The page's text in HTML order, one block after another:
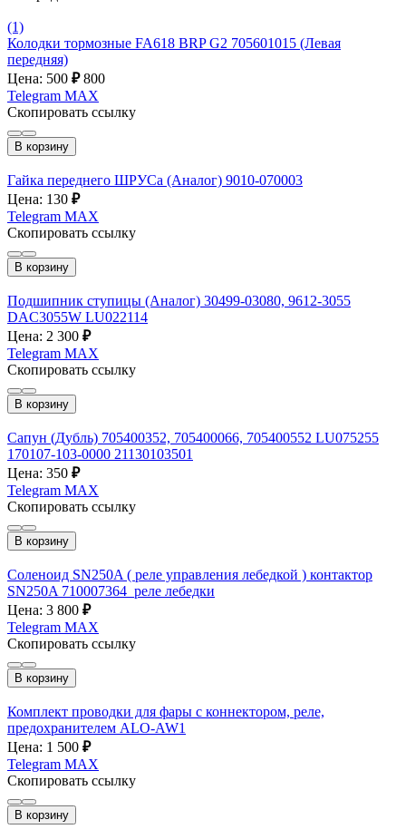
(1)
Колодки тормозные FA618 BRP G2 705601015 (Левая
передняя)
Цена: 500 ₽ 800
Telegram MAX
Скопировать ссылку
В корзину
Гайка переднего ШРУСа (Аналог) 9010-070003
Цена: 130 ₽
Telegram MAX
Скопировать ссылку
В корзину
Подшипник ступицы (Аналог) 30499-03080, 9612-3055
DAC3055W LU022114
Цена: 2 300 ₽
Telegram MAX
Скопировать ссылку
В корзину
Сапун (Дубль) 705400352, 705400066, 705400552 LU075255
170107-103-0000 21130103501
Цена: 350 ₽
Telegram MAX
Скопировать ссылку
В корзину
Соленоид SN250A ( реле управления лебедкой ) контактор
SN250A 710007364_реле лебедки
Цена: 3 800 ₽
Telegram MAX
Скопировать ссылку
В корзину
Комплект проводки для фары с коннектором, реле,
предохранителем ALO-AW1
Цена: 1 500 ₽
Telegram MAX
Скопировать ссылку
В корзину